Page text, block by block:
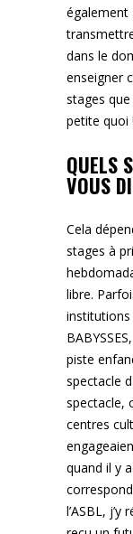
également
dans le
enseigner
stages que
petite quoi !
QUELS
VOUS
Cela
stages à
libre.
institutions
piste
spectacle
spectacle,
centres
quand il y
l’ASBL, j’y